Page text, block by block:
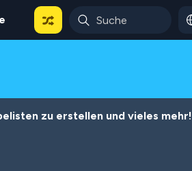
zu erstellen und vieles mehr!